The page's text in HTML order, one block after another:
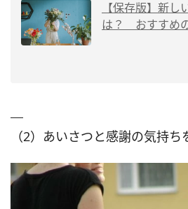
【保存版】新し
は？ おすすめ
（2）あいさつと感謝の気持ち